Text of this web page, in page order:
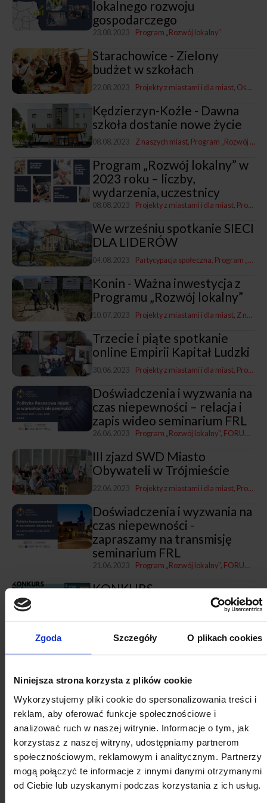
Zgoda Szczegóły O plikach cookies
Niniejsza strona korzysta z plików cookie
Wykorzystujemy pliki cookie do spersonalizowania treści i
reklam, aby oferować funkcje społecznościowe i
analizować ruch w naszej witrynie. Informacje o tym, jak
korzystasz z naszej witryny, udostępniamy partnerom
społecznościowym, reklamowym i analitycznym. Partnerzy
mogą połączyć te informacje z innymi danymi otrzymanymi
od Ciebie lub uzyskanymi podczas korzystania z ich usług.
lokalnego rozwoju
gospodarczego
23.08.2023 Program „Rozwój lokalny"
Starachowice - Zielony
budżet w szkołach
22.08.2023 Projekty z miastami i dla miast Oświata
Kędzierzyn-Koźle - Dawna
szkoła dostanie nowe życie
08.08.2023 Z naszych miast Program „Rozwój lokalny"
Program „Rozwój lokalny” w
2023 roku – liczby,
wydarzenia, uczestnicy
08.08.2023 Projekty z miastami i dla miast Program „Rozwój lokalny"
We wrześniu spotkanie SIECI
DLA LIDERÓW
04.08.2023 Partycypacja społeczna Program „Rozwój lokalny"
Konin - Ważna inwestycja z
Programu „Rozwój lokalny”
10.07.2023 Projekty z miastami i dla miast Z naszych miast
Trzecie i piąte spotkanie
online Empirii Kapitał Ludzki
30.06.2023 Projekty z miastami i dla miast Program „Rozwój lokalny"
Doświadczenia i wyzwania na
czas niepewności – relacja i
zapis wideo seminarium FRL
26.06.2023 Program „Rozwój lokalny" FORUM ROZWOJU LOKALNEGO
III zjazd SWD Miasto
Obywateli w Trójmieście
22.06.2023 Projekty z miastami i dla miast Program „Rozwój lokalny"
Doświadczenia i wyzwania na
czas niepewności -
zapraszamy na transmisję
seminarium FRL
21.06.2023 Program „Rozwój lokalny" FORUM ROZWOJU LOKALNEGO
KONKURS
„SAMORZĄDOWY LIDER
zapraszamy na seminarium
FRL
13.06.2023 Projekty z miastami i dla miast Program „Rozwój lokalny"
Sieć Miasto Przedsiębiorcze
o rozwoju biznesu opartego
na współpracy z samorządem
12.06.2023 Projekty z miastami i dla miast Program „Rozwój lokalny"
Czwarte spotkanie sieci